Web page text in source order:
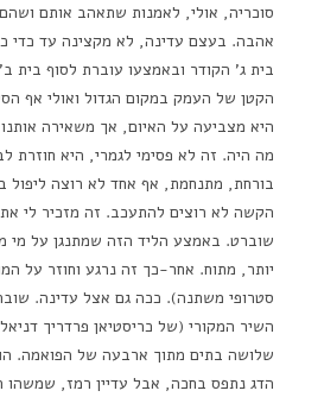
סוכריה, אולי, לאמנות שתאהב אותם
אהבה. בעצם עדינה, לא מקצינה עד כדי
בית ג' הקודר ובאמצעו עוברת לסוף בית
הקטן של העמק במקום הגדול ואולי אף
היא מצביעה על האיום, אך משאירה
מה היה. זה לא פסימי לגמרי, היא חוזרת
בורחת, מתנחמת, אף אחד לא רוצה ליפול
הקשה לא רוצים להתעכב. זה מזכיר לי את
שוברט. באמצע הליד הזה שמתנגן על מי
יותר, מתוח. אחר-כך זה נרגע וחוזר על
סטרופי משתנה). ככה גם אצל עדינה.
השיר המקורי (של כריסטיאן פרדריך
שלושה בתים מתוך ארבעה של הפואמה.
הדג נתפס בחכה, אבל עדיין רמז, שמשהו